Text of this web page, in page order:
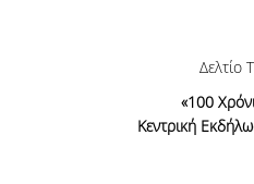
Δελτίο
«100
Κεντρική